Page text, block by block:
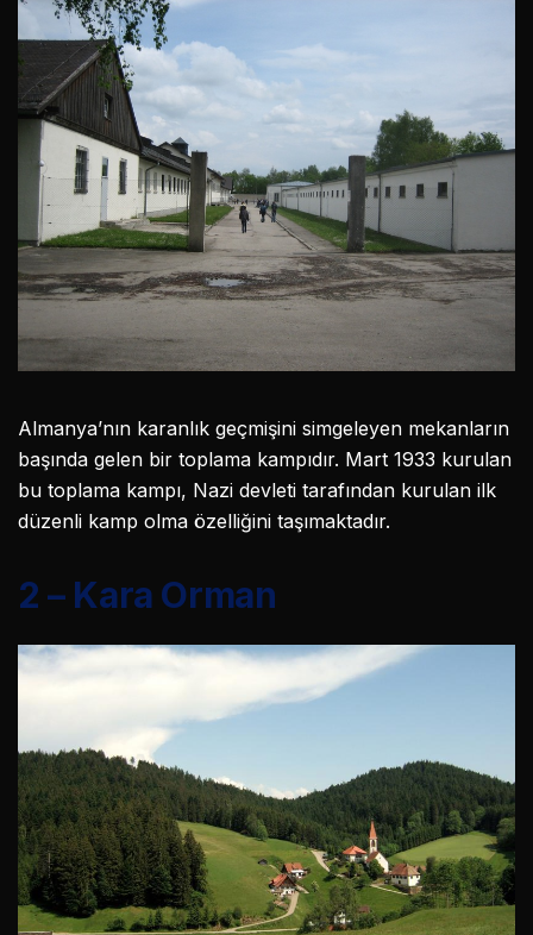
Almanya’nın karanlık geçmişini simgeleyen mekanların
başında gelen bir toplama kampıdır. Mart 1933 kurulan
bu toplama kampı, Nazi devleti tarafından kurulan ilk
düzenli kamp olma özelliğini taşımaktadır.
2 – Kara Orman